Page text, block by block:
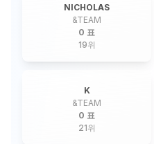
NICHOLAS
&TEAM
0 표
19위
K
&TEAM
0 표
21위